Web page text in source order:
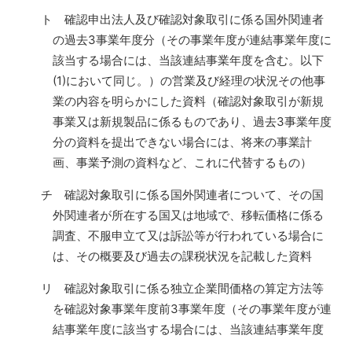
ト 確認申出法人及び確認対象取引に係る国外関連者
の過去3事業年度分（その事業年度が連結事業年度に
該当する場合には、当該連結事業年度を含む。以下
(1)において同じ。）の営業及び経理の状況その他事
業の内容を明らかにした資料（確認対象取引が新規
事業又は新規製品に係るものであり、過去3事業年度
分の資料を提出できない場合には、将来の事業計
画、事業予測の資料など、これに代替するもの）
チ 確認対象取引に係る国外関連者について、その国
外関連者が所在する国又は地域で、移転価格に係る
調査、不服申立て又は訴訟等が行われている場合に
は、その概要及び過去の課税状況を記載した資料
リ 確認対象取引に係る独立企業間価格の算定方法等
を確認対象事業年度前3事業年度（その事業年度が連
結事業年度に該当する場合には、当該連結事業年度